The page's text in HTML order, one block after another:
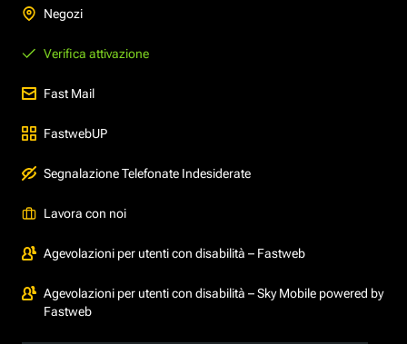
Negozi
Verifica attivazione
Fast Mail
FastwebUP
Segnalazione Telefonate Indesiderate
Lavora con noi
Agevolazioni per utenti con disabilità – Fastweb
Agevolazioni per utenti con disabilità – Sky Mobile powered by
Fastweb